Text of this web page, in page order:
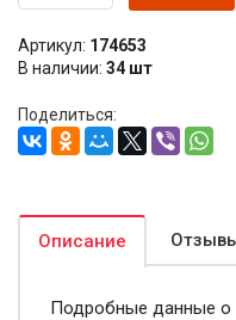
Артикул: 174653
В наличии: 34 шт
Поделиться:
Описание
Подробные данные о